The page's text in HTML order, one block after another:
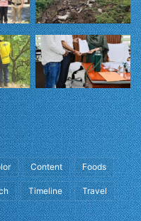
Content Foods
Timeline Travel